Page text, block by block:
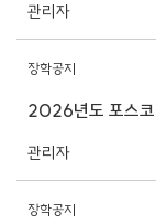
관리자
장학공지
2026년도 포스코
관리자
장학공지